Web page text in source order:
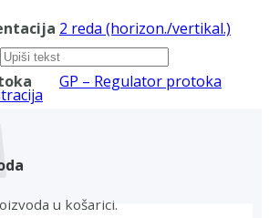
u košarici.
2 reda (horizon./vertikal.)
GP – Regulator protoka